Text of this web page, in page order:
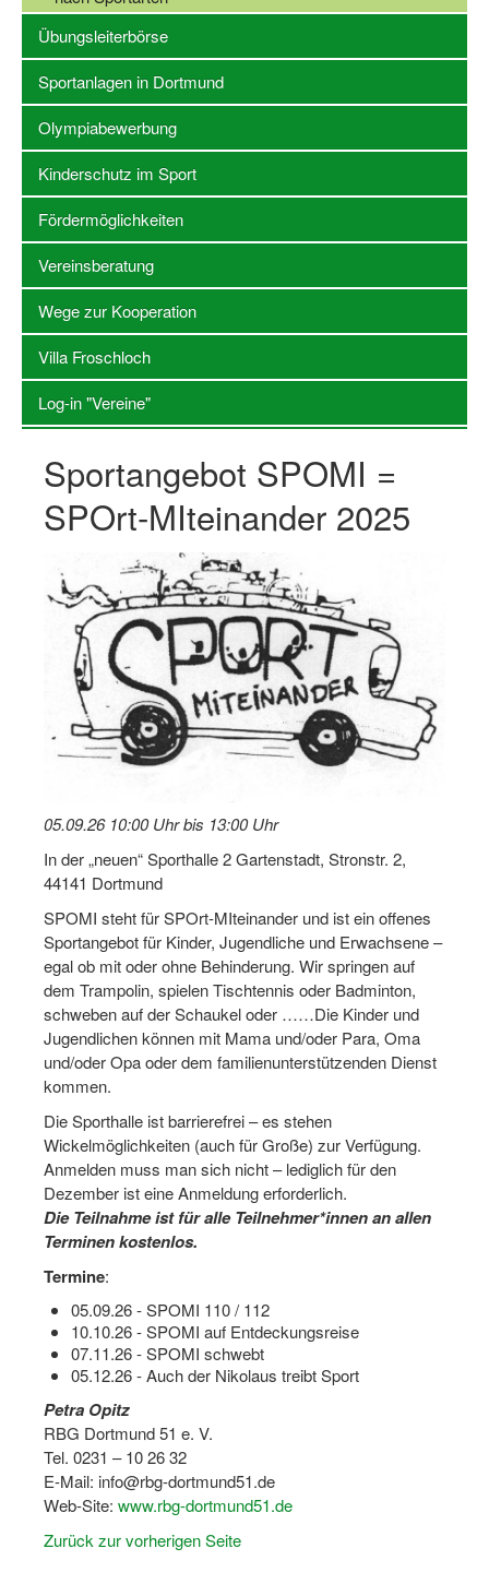
Stellenangebote SSB Dortmund
Vereine
Vereinssuche
Übungsleiterbörse
Sportanlagen in Dortmund
Olympiabewerbung
Kinderschutz im Sport
Fördermöglichkeiten
Wege zur Kooperation
Villa Froschloch
Log-in "Vereine"
Qualifizierung
SSB Qualifizierungen
Übersicht Qualifizierungswege
Qualifizierung im Vereinsmanagement
Fachtag Bildung braucht Bewegung
Anmeldeformular / Anmeldebedingungen
Bezuschussung Qualifizierung für Dortmunder
Projekte
Open Sports Day
Dortmund lernt Schwimmen
Mädchen in Mannschaftssportarten
Bewegungszwerge
Bewegungskindergarten
Mini-Sportabzeichen
Sportgutschein 4.0
Sport im Ganztag
Sport vor Ort
Integration durch Sport
NRW bewegt seine KINDER!
Bewegt zu Hause
Bewegt ÄLTER werden in NRW!
Übungsleiterbörse
Sportanlagen in Dortmund
Olympiabewerbung
Kinderschutz im Sport
Fördermöglichkeiten
Vereinsberatung
Wege zur Kooperation
Villa Froschloch
Log-in "Vereine"
Sportangebot SPOMI =
SPOrt-MIteinander 2025
05.09.26 10:00 Uhr bis 13:00 Uhr
In der „neuen“ Sporthalle 2 Gartenstadt, Stronstr. 2,
44141 Dortmund
SPOMI steht für SPOrt-MIteinander und ist ein offenes
Sportangebot für Kinder, Jugendliche und Erwachsene –
egal ob mit oder ohne Behinderung. Wir springen auf
dem Trampolin, spielen Tischtennis oder Badminton,
schweben auf der Schaukel oder ……Die Kinder und
Jugendlichen können mit Mama und/oder Para, Oma
und/oder Opa oder dem familienunterstützenden Dienst
kommen.
Die Sporthalle ist barrierefrei – es stehen
Wickelmöglichkeiten (auch für Große) zur Verfügung.
Anmelden muss man sich nicht – lediglich für den
Dezember ist eine Anmeldung erforderlich.
Die Teilnahme ist für alle Teilnehmer*innen an allen
Terminen kostenlos.
Termine:
05.09.26 - SPOMI 110 / 112
10.10.26 - SPOMI auf Entdeckungsreise
07.11.26 - SPOMI schwebt
05.12.26 - Auch der Nikolaus treibt Sport
Petra Opitz
RBG Dortmund 51 e. V.
Tel. 0231 – 10 26 32
E-Mail: info@rbg-dortmund51.de
Web-Site: www.rbg-dortmund51.de
Zurück zur vorherigen Seite